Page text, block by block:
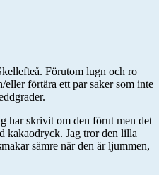
Förutom lugn och ro
förtära ett par saker som inte
har skrivit om den förut men det
kakaodryck. Jag tror den lilla
sämre när den är ljummen,